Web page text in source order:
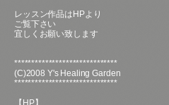
レッスン作品はHPより
ご覧下さい
宜しくお願い致します
******************************
(C)2008 Y's Healing Garden
******************************
【HP】